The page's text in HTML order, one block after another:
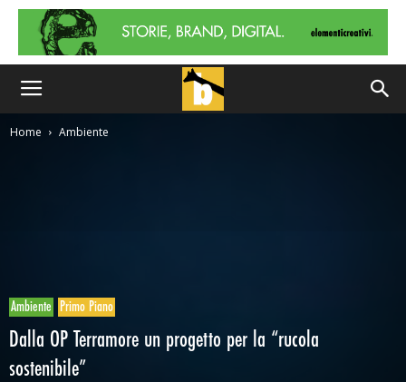
Home Ambiente
Ambiente Primo Piano
Dalla OP Terramore un progetto per la “rucola
sostenibile”